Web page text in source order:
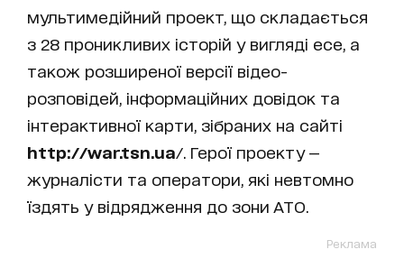
мультимедійний проект, що складається
з 28 проникливих історій у вигляді есе, а
також розширеної версії відео-
розповідей, інформаційних довідок та
інтерактивної карти, зібраних на сайті
http://war.tsn.ua/. Герої проекту —
журналісти та оператори, які невтомно
їздять у відрядження до зони АТО.
Реклама